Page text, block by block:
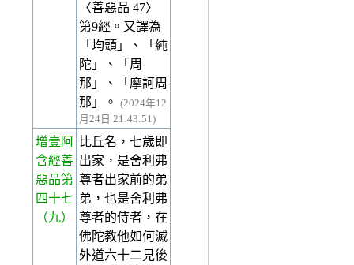
〈善惡品 47〉
第9經。又譯為
「均頭」、「純
陀」、「周
那」、「摩訶周
那」。
(2024年12
月24日 21:43:51)
增壹阿
含經善
惡品第
四十七
（九）
比丘名，七歲即
出家，是舍利弗
尊者出家前的弟
弟，也是舍利弗
尊者的侍者，在
佛陀教他如何滅
外道六十二見後